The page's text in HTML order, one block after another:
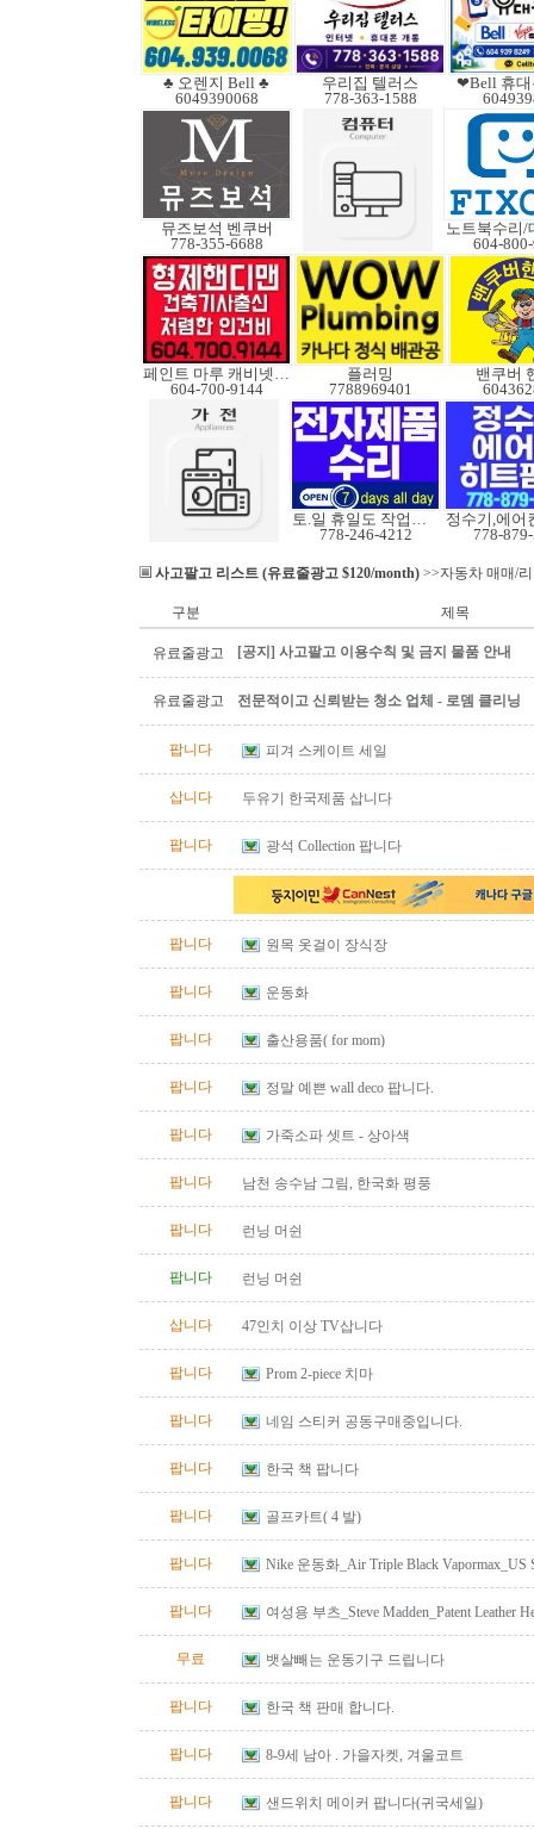
♣ 오렌지 Bell ♣
6049390068
우리집 텔러스
778-363-1588
❤Bell 휴
뮤즈보석 벤쿠버
778-355-6688
604-
페인트 마루 캐비넷코팅
604-700-9144
플러밍
7788969401
밴쿠버
토.일 휴일도 작업가능
778-246-4212
778-
사고팔고 리스트 (유료줄광고 $120/month) >>자동차 매매/
구분 제목
유료줄광고 [공지] 사고팔고 이용수칙 및 금지 물품 안내
유료줄광고 전문적이고 신뢰받는 청소 업체 - 로뎀 클리닝
팝니다 피겨 스케이트 세일
삽니다 두유기 한국제품 삽니다
팝니다 광석 Collection 팝니다
팝니다 원목 옷걸이 장식장
팝니다 운동화
팝니다 출산용품( for mom)
팝니다 정말 예쁜 wall deco 팝니다.
팝니다 가죽소파 셋트 - 상아색
팝니다 남천 송수남 그림, 한국화 평풍
팝니다 런닝 머쉰
팝니다 런닝 머쉰
삽니다 47인치 이상 TV삽니다
팝니다 Prom 2-piece 치마
팝니다 네임 스티커 공동구매중입니다.
팝니다 한국 책 팝니다
팝니다 골프카트( 4 발)
팝니다 Nike 운동화_Air Triple Black Vapormax_US
팝니다
여성용 부츠_Steve Madden_Patent Leather
무료
뱃살빼는 운동기구 드립니다
팝니다 한국 책 판매 합니다.
팝니다 8-9세 남아 . 가을자켓, 겨울코트
팝니다 샌드위치 메이커 팝니다(귀국세일)